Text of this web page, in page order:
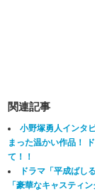
関連記事
小野塚勇人インタ
まった温かい作品！
て！！
ドラマ「平成ばし
「豪華なキャスティ